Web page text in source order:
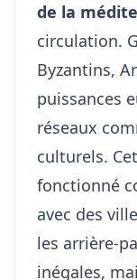
de la
circulation.
Byzantins,
puissances
réseaux
culturels.
fonctionné
avec des
les arrière-
inégales,